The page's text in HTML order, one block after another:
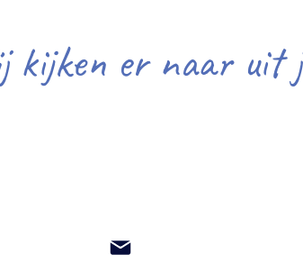
kijken er naar uit